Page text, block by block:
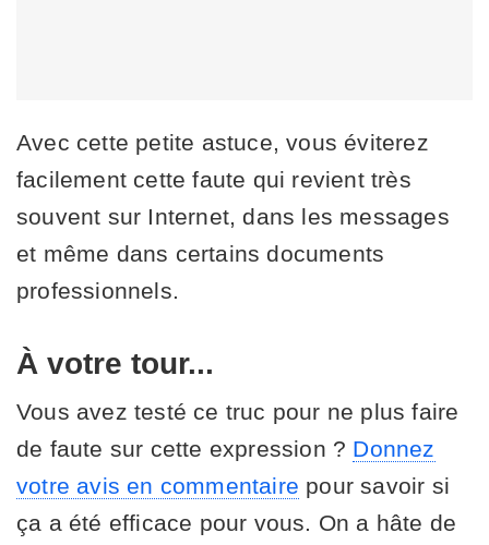
Avec cette petite astuce, vous éviterez
facilement cette faute qui revient très
souvent sur Internet, dans les messages
et même dans certains documents
professionnels.
À votre tour...
Vous avez testé ce truc pour ne plus faire
de faute sur cette expression ? Donnez
votre avis en commentaire pour savoir si
ça a été efficace pour vous. On a hâte de